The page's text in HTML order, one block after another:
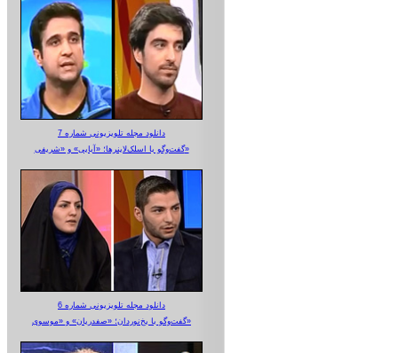
دانلود مجله تلویزیونی شماره 7
گفت‌وگو با اسلک‌لاینرها؛ «آبایی» و «شریفی»
دانلود مجله تلویزیونی شماره 6
گفت‌وگو با یخ‌نوردان؛ «صفدریان» و «موسوی»